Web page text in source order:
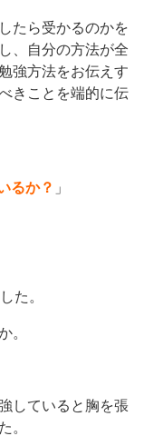
たら受かるのかを
、自分の方法が全
強方法をお伝えす
きことを端的に伝
るか？ 」
た。
。
していると胸を張
。